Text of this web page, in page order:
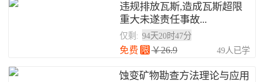
违规排放瓦斯,造成瓦斯超限
重大未遂责任事故...
仅剩: 94天20时47分
免费 限 ￥26.9 49人已学
蚀变矿物勘查方法理论与应用